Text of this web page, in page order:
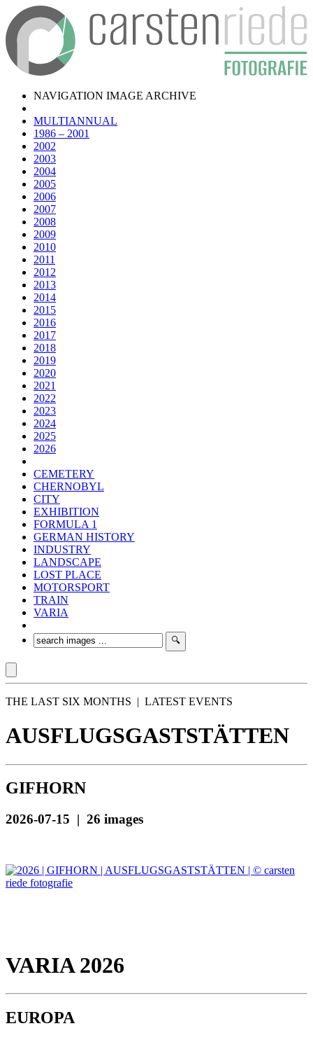
NAVIGATION IMAGE ARCHIVE
MULTIANNUAL
1986 – 2001
2002
2003
2004
2005
2006
2007
2008
2009
2010
2011
2012
2013
2014
2015
2016
2017
2018
2019
2020
2021
2022
2023
2024
2025
2026
CEMETERY
CHERNOBYL
CITY
EXHIBITION
FORMULA 1
GERMAN HISTORY
INDUSTRY
LANDSCAPE
LOST PLACE
MOTORSPORT
TRAIN
VARIA
THE LAST SIX MONTHS | LATEST EVENTS
AUSFLUGSGASTSTÄTTEN
GIFHORN
2026-07-15 | 26 images
VARIA 2026
EUROPA